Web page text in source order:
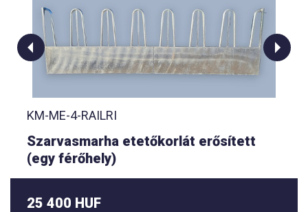
KM-ME-4-RAILRI
Szarvasmarha etetőkorlát erősített
(egy férőhely)
25 400 HUF